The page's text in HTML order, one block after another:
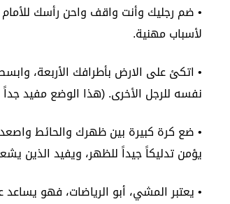
• ضم رجليك وأنت واقف واحن رأسك
لأسباب مهنية.
• اتكئ على الارض بأطرافك الأربعة،
نفسه للرجل الأخرى. (هذا الوضع مفيد
يؤمن تدليكاً جيداً للظهر، ويفيد الذين
• يعتبر المشي، أبو الرياضات، فهو